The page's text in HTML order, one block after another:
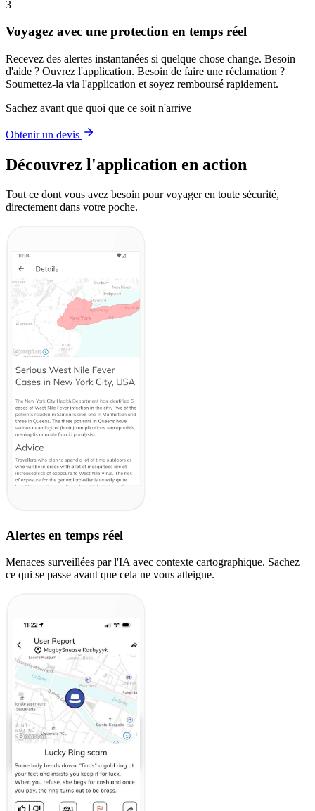
3
Voyagez avec une protection en temps réel
Recevez des alertes instantanées si quelque chose change. Besoin
d'aide ? Ouvrez l'application. Besoin de faire une réclamation ?
Soumettez-la via l'application et soyez remboursé rapidement.
Sachez avant que quoi que ce soit n'arrive
Obtenir un devis
Découvrez l'application en action
Tout ce dont vous avez besoin pour voyager en toute sécurité,
directement dans votre poche.
Alertes en temps réel
Menaces surveillées par l'IA avec contexte cartographique. Sachez
ce qui se passe avant que cela ne vous atteigne.